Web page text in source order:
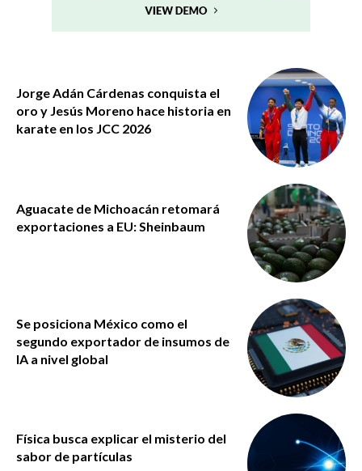
Jorge Adán Cárdenas conquista el
oro y Jesús Moreno hace historia en
karate en los JCC 2026
Aguacate de Michoacán retomará
exportaciones a EU: Sheinbaum
Se posiciona México como el
segundo exportador de insumos de
IA a nivel global
Física busca explicar el misterio del
sabor de partículas